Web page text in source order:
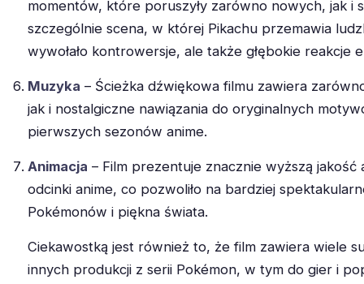
momentów, które poruszyły zarówno nowych, jak i
szczególnie scena, w której Pikachu przemawia
wywołało kontrowersje, ale także głębokie reakcje
Muzyka – Ścieżka dźwiękowa filmu zawiera
jak i nostalgiczne nawiązania do oryginalnych
pierwszych sezonów anime.
Animacja – Film prezentuje znacznie wyższą jakość
odcinki anime, co pozwoliło na bardziej
Pokémonów i piękna świata.
Ciekawostką jest również to, że film zawiera wiele
innych produkcji z serii Pokémon, w tym do gier i